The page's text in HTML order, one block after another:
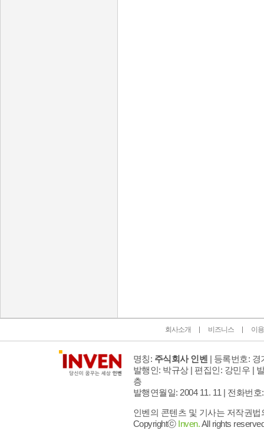
회사소개 비즈니스 이
명칭: 주식회사 인벤 | 등록번호: 경
발행인: 박규상 | 편집인: 강민우 |
층
발행연월일: 2004 11. 11 | 전화번호
인벤의 콘텐츠 및 기사는 저작권
Copyrightⓒ Inven.All rights